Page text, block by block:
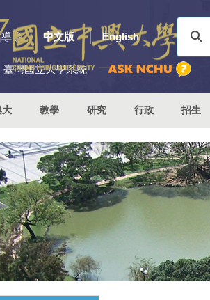
覽 中文版 English
臺灣國立大學系統
大 教學 研究 行政 招生